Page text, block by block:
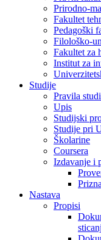
Prirodno-
Fakultet
Pedagoški
Filološko-
Fakultet za
Institut za
Studije
Pravila
Upis
Studijski
Studije pri
Školarine
Coursera
Izdavanje i
Nastava
Propisi